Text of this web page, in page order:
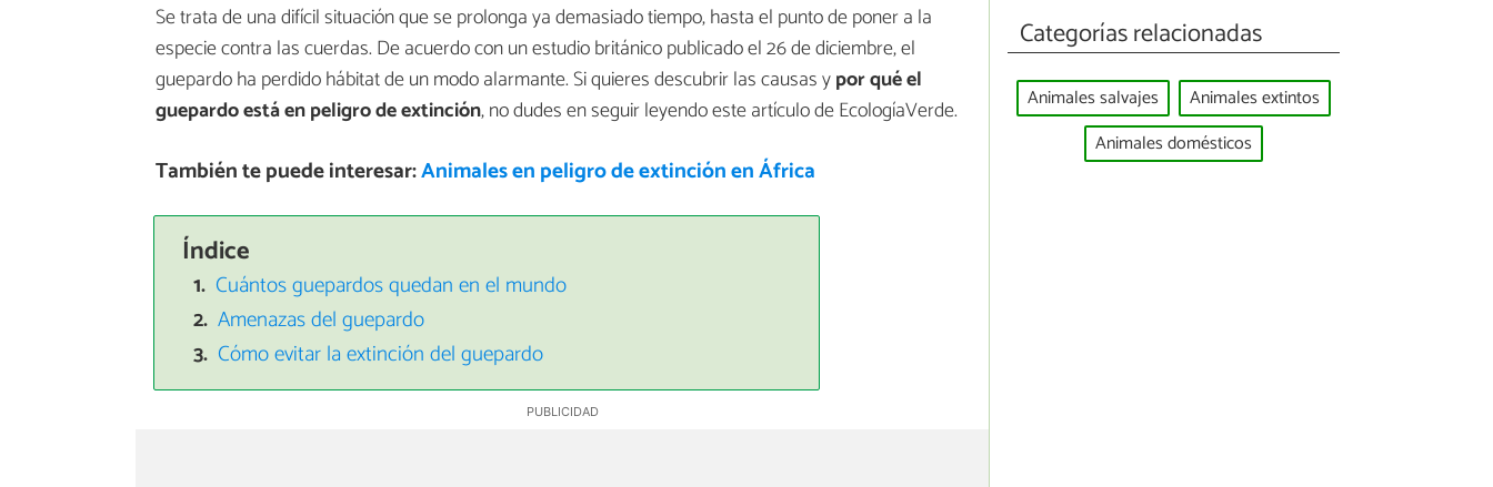
Se trata de una difícil situación que se prolonga ya demasiado tiempo, hasta el punto de poner a la
especie contra las cuerdas. De acuerdo con un estudio británico publicado el 26 de diciembre, el
guepardo ha perdido hábitat de un modo alarmante. Si quieres descubrir las causas ypor qué el
guepardo está en peligro de extinción, no dudes en seguir leyendo este artículo de EcologíaVerde.
También te puede interesar:Animales en peligro de extinción en África
Índice
Cuántos guepardos quedan en el mundo
Amenazas del guepardo
Cómo evitar la extinción del guepardo
Categorías relacionadas
Animales salvajes
Animales extintos
Animales domésticos